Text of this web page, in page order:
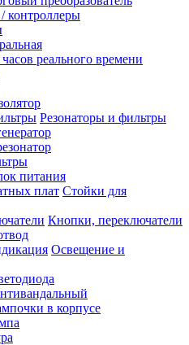
контроллеры
реального времени
Резонаторы и фильтры
питания
Стойки для
Кнопки, переключатели
Освещение и
в корпусе